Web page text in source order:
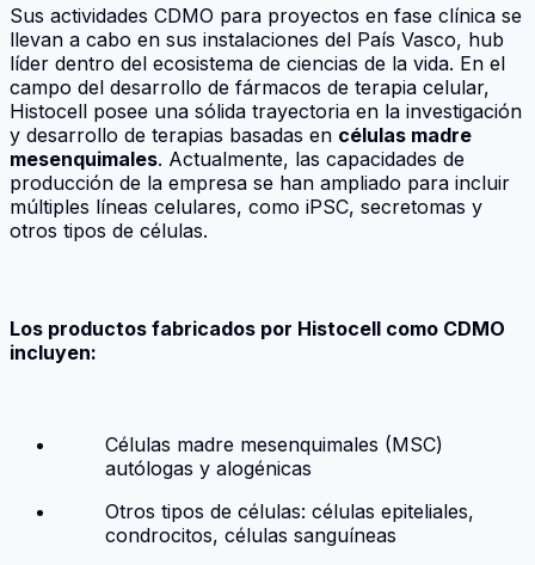
Sus actividades CDMO para proyectos en fase clínica se
llevan a cabo en sus instalaciones del País Vasco, hub
líder dentro del ecosistema de ciencias de la vida. En el
campo del desarrollo de fármacos de terapia celular,
Histocell posee una sólida trayectoria en la investigación
y desarrollo de terapias basadas en células madre
mesenquimales. Actualmente, las capacidades de
producción de la empresa se han ampliado para incluir
múltiples líneas celulares, como iPSC, secretomas y
otros tipos de células.
Los productos fabricados por Histocell como CDMO
incluyen:
Células madre mesenquimales (MSC)
autólogas y alogénicas
Otros tipos de células: células epiteliales,
condrocitos, células sanguíneas